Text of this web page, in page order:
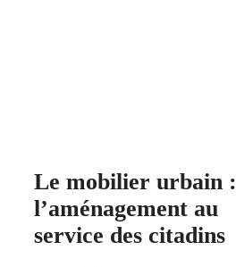
Le mobilier urbain :
l’aménagement au
service des citadins